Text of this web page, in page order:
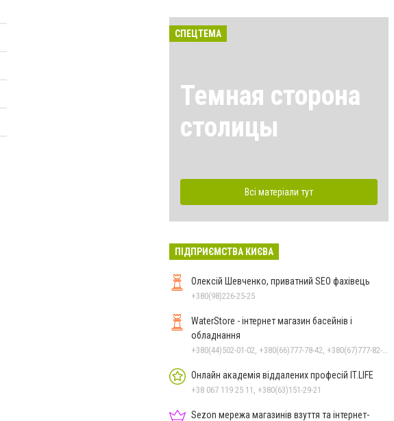
СПЕЦТЕМА
Темная сторона
столицы
Всі матеріали тут
ПІДПРИЄМСТВА КИЄВА
Олексій Шевченко, приватний SEO фахівець
+380(98)226-25-25
WaterStore - інтернет магазин басейнів і
обладнання
Онлайн академія віддалених професій IT.LIFE
+38 067 119 25 11, +380(63)151-29-21
Sezon мережа магазинів взуття та інтернет-